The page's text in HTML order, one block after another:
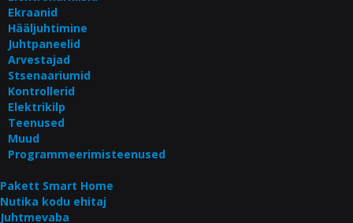
Ekraanid
Hääljuhtimine
Juhtpaneelid
Arvestajad
Stsenaariumid
Kontrollerid
Elektrikilp
Teenused
Muud
Programmeerimisteenused
Pakett Smart Home
Nutika kodu ehitaj
Juhtmevaba